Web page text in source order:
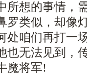
想的事情，
罗类似，却像
处咱们再打一
也无法见到，
魔将军!